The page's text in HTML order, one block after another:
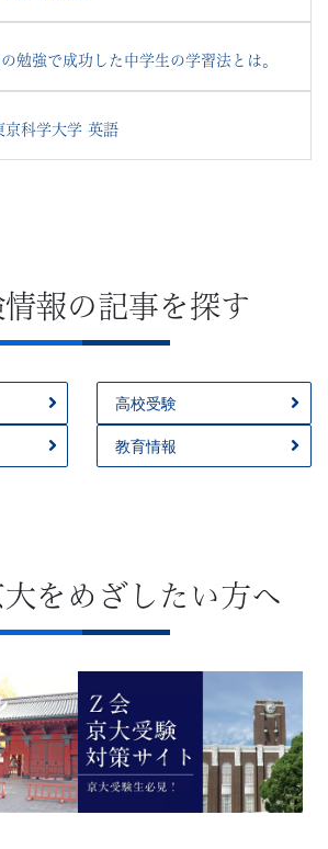
勉強で成功した中学生の学習法とは。
京科学大学 英語
報の記事を探す
高校受験
教育情報
をめざしたい方へ